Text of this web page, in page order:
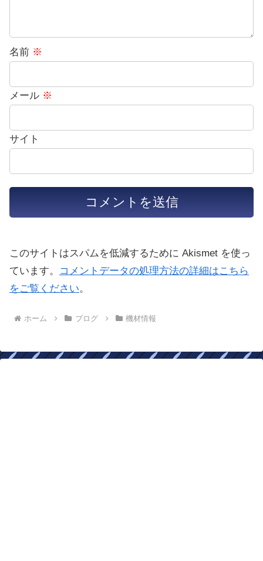
名前 ※
メール ※
サイト
このサイトはスパムを低減するために Akismet を使っ
ています。
コメントデータの処理方法の詳細はこちら
をご覧ください。
ホーム ブログ 機材情報